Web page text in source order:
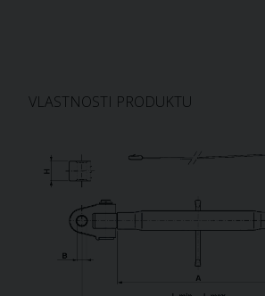
VLASTNOSTI PRODUKTU